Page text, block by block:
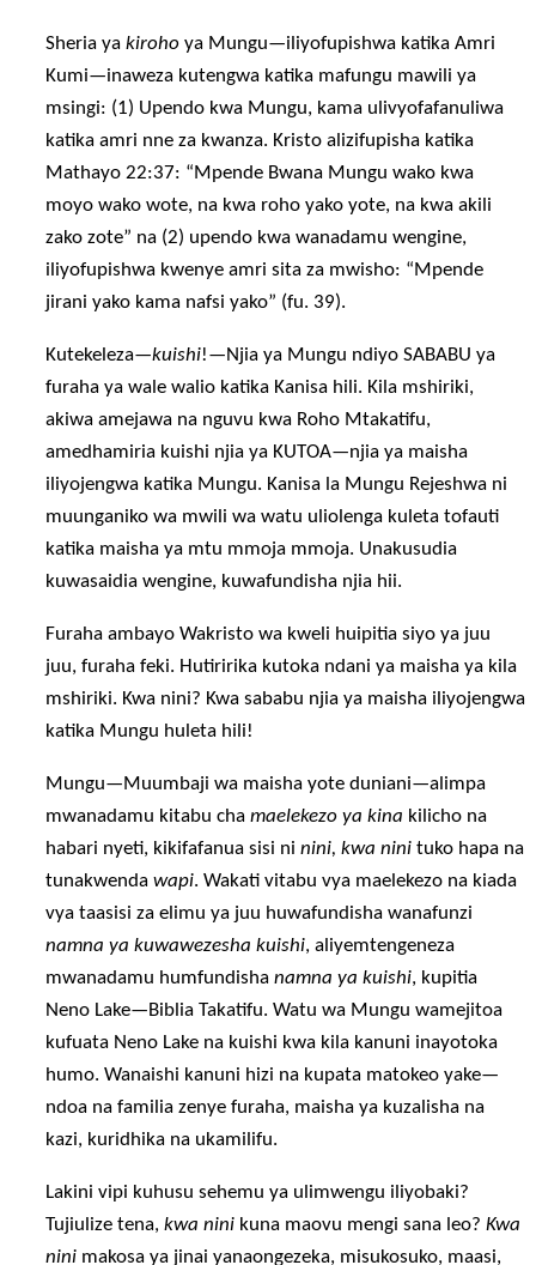
Sheria yakiroho ya Mungu—iliyofupishwa katika Amri
Kumi—inaweza kutengwa katika mafungu mawili ya
msingi: (1) Upendo kwa Mungu, kama ulivyofafanuliwa
katika amri nne za kwanza. Kristo alizifupisha katika
Mathayo 22:37: “Mpende Bwana Mungu wako kwa
moyo wako wote, na kwa roho yako yote, na kwa akili
zako zote” na (2) upendo kwa wanadamu wengine,
iliyofupishwa kwenye amri sita za mwisho: “Mpende
jirani yako kama nafsi yako” (fu. 39).
Kutekeleza—kuishi!—Njia ya Mungu ndiyo SABABU ya
furaha ya wale walio katika Kanisa hili. Kila mshiriki,
akiwa amejawa na nguvu kwa Roho Mtakatifu,
amedhamiria kuishi njia ya KUTOA—njia ya maisha
iliyojengwa katika Mungu. Kanisa la Mungu Rejeshwa ni
muunganiko wa mwili wa watu uliolenga kuleta tofauti
katika maisha ya mtu mmoja mmoja. Unakusudia
kuwasaidia wengine, kuwafundisha njia hii.
Furaha ambayo Wakristo wa kweli huipitia siyo ya juu
juu, furaha feki. Hutiririka kutoka ndani ya maisha ya kila
mshiriki. Kwa nini? Kwa sababu njia ya maisha iliyojengwa
katika Mungu huleta hili!
Mungu—Muumbaji wa maisha yote duniani—alimpa
mwanadamu kitabu chamaelekezo ya kina kilicho na
habari nyeti, kikifafanua sisi ninini, kwa nini tuko hapa na
tunakwendawapi. Wakati vitabu vya maelekezo na kiada
vya taasisi za elimu ya juu huwafundisha wanafunzi
namna ya kuwawezesha kuishi, aliyemtengeneza
mwanadamu humfundishanamna ya kuishi, kupitia
Neno Lake—Biblia Takatifu. Watu wa Mungu wamejitoa
kufuata Neno Lake na kuishi kwa kila kanuni inayotoka
humo. Wanaishi kanuni hizi na kupata matokeo yake—
ndoa na familia zenye furaha, maisha ya kuzalisha na
kazi, kuridhika na ukamilifu.
Lakini vipi kuhusu sehemu ya ulimwengu iliyobaki?
Tujiulize tena,kwa nini kuna maovu mengi sana leo?Kwa
nini makosa ya jinai yanaongezeka, misukosuko, maasi,